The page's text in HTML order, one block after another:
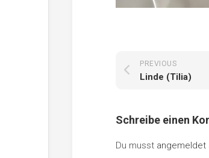
PREVIOUS
Linde (Tilia)
Schreibe einen
Du musst angemeldet